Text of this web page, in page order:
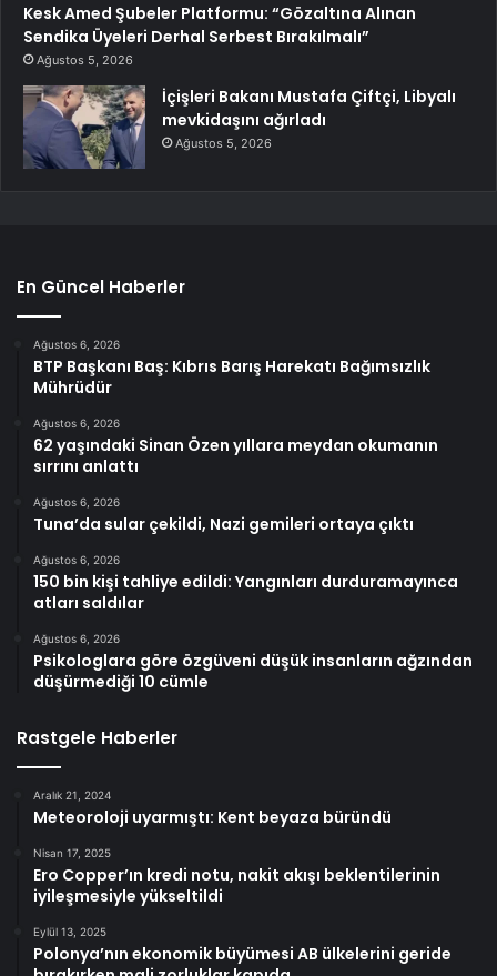
Kesk Amed Şubeler Platformu: “Gözaltına Alınan
Sendika Üyeleri Derhal Serbest Bırakılmalı”
Ağustos 5, 2026
İçişleri Bakanı Mustafa Çiftçi, Libyalı
mevkidaşını ağırladı
Ağustos 5, 2026
En Güncel Haberler
Ağustos 6, 2026
BTP Başkanı Baş: Kıbrıs Barış Harekatı Bağımsızlık
Mührüdür
Ağustos 6, 2026
62 yaşındaki Sinan Özen yıllara meydan okumanın
sırrını anlattı
Ağustos 6, 2026
Tuna’da sular çekildi, Nazi gemileri ortaya çıktı
Ağustos 6, 2026
150 bin kişi tahliye edildi: Yangınları durduramayınca
atları saldılar
Ağustos 6, 2026
Psikologlara göre özgüveni düşük insanların ağzından
düşürmediği 10 cümle
Rastgele Haberler
Aralık 21, 2024
Meteoroloji uyarmıştı: Kent beyaza büründü
Nisan 17, 2025
Ero Copper’ın kredi notu, nakit akışı beklentilerinin
iyileşmesiyle yükseltildi
Eylül 13, 2025
Polonya’nın ekonomik büyümesi AB ülkelerini geride